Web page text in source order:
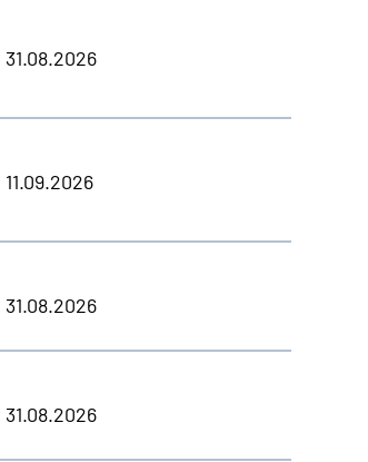
31.08.2026
11.09.2026
31.08.2026
31.08.2026